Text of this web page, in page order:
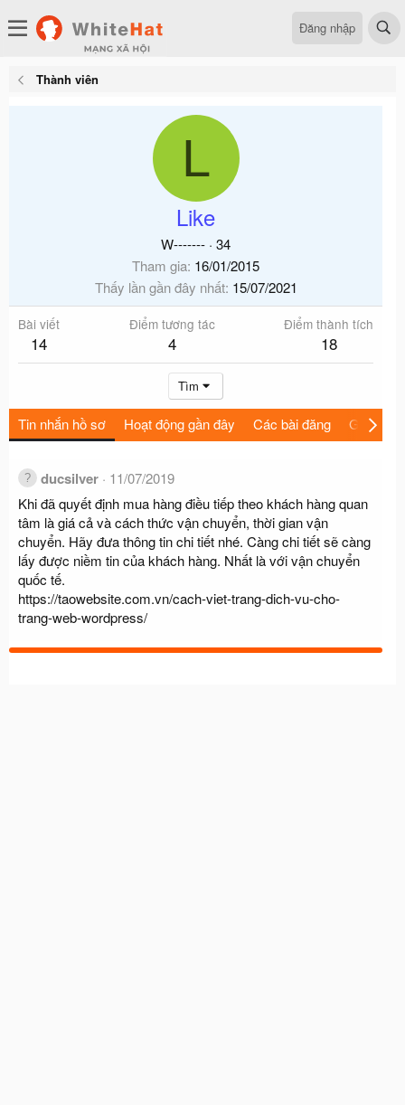
Đăng nhập
Thành viên
L
Like
W------- · 34
Tham gia 16/01/2015
Thấy lần gần đây nhất 15/07/2021
Bài viết
14
Điểm tương tác
4
Điểm thành tích
18
Tìm
Tin nhắn hồ sơ Hoạt động gần đây Các bài đăng Giới thiệu
ducsilver
11/07/2019
Khi đã quyết định mua hàng điều tiếp theo khách hàng quan
tâm là giá cả và cách thức vận chuyển, thời gian vận
chuyển. Hãy đưa thông tin chi tiết nhé. Càng chi tiết sẽ càng
lấy được niềm tin của khách hàng. Nhất là với vận chuyển
quốc tế.
https://taowebsite.com.vn/cach-viet-trang-dich-vu-cho-
trang-web-wordpress/